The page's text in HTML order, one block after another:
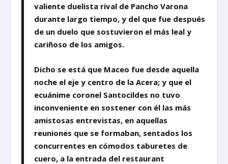
valiente duelista rival de Pancho Varona
durante largo tiempo, y del que fue después
de un duelo que sostuvieron el más leal y
cariñoso de los amigos.
Dicho se está que Maceo fue desde aquella
noche el eje y centro de la Acera; y que el
ecuánime coronel Santocildes no tuvo
inconveniente en sostener con él las más
amistosas entrevistas, en aquellas
reuniones que se formaban, sentados los
concurrentes en cómodos taburetes de
cuero, a la entrada del restaurant